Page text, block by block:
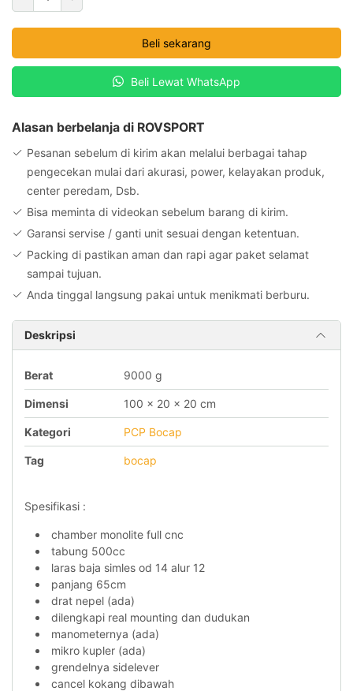
Bocap
Bulldog
Hitam
Beli sekarang
Beli Lewat WhatsApp
Alasan berbelanja di ROVSPORT
Pesanan sebelum di kirim akan melalui berbagai tahap
pengecekan mulai dari akurasi, power, kelayakan produk,
center peredam, Dsb.
Bisa meminta di videokan sebelum barang di kirim.
Garansi servise / ganti unit sesuai dengan ketentuan.
Packing di pastikan aman dan rapi agar paket selamat
sampai tujuan.
Anda tinggal langsung pakai untuk menikmati berburu.
Deskripsi
Berat 9000 g
Dimensi 100 × 20 × 20 cm
Kategori PCP Bocap
Tag bocap
Spesifikasi :
chamber monolite full cnc
tabung 500cc
laras baja simles od 14 alur 12
panjang 65cm
drat nepel (ada)
dilengkapi real mounting dan dudukan
manometernya (ada)
mikro kupler (ada)
grendelnya sidelever
cancel kokang dibawah